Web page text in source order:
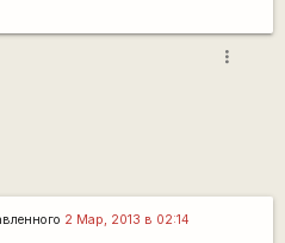
more_vert
2 Мар, 2013 в 02:14